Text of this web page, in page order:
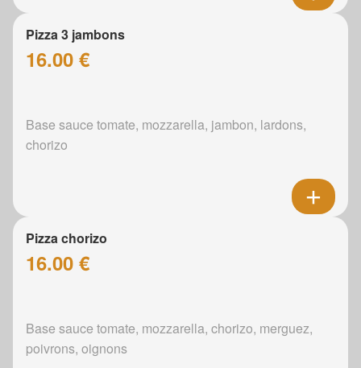
Pizza 3 jambons
16.00 €
Base sauce tomate, mozzarella, jambon, lardons,
chorizo
Pizza chorizo
16.00 €
Base sauce tomate, mozzarella, chorizo, merguez,
poivrons, oignons